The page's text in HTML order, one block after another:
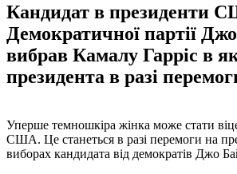
Кандидат в президенти
Демократичної партії
вибрав Камалу Гарріс в
президента в разі
Уперше темношкіра жінка може стати
США. Це станеться в разі перемоги на
виборах кандидата від демократів Джо